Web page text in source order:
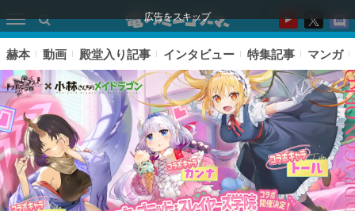
広告をスキップ
赫本 動画 殿堂入り記事 インタビュー 特集記事 マンガ